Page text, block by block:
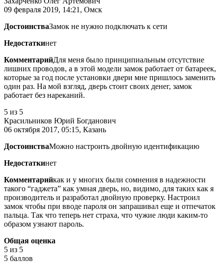
09 февраля 2019, 14:21, Омск
ДостоинстваЗамок не нужно подключать к сети
Недостаткинет
КомментарийДля меня было принципиальным отсутствие
лишних проводов, а в этой модели замок работает от батареек,
которые за год после установки двери мне пришлось заменить
один раз. На мой взгляд, дверь стоит своих денег, замок
работает без нареканий.
5 из 5
Красильников Юрий Богданович
06 октября 2017, 05:15, Казань
ДостоинстваМожно настроить двойную идентификацию
Недостаткинет
Комментарийкак и у многих были сомнения в надежности
такого “гаджета” как умная дверь, но, видимо, для таких как я
производитель и разработал двойную проверку. Настроил
замок чтобы при вводе пароля он запрашивал еще и отпечаток
пальца. Так что теперь нет страха, что чужие люди каким-то
образом узнают пароль.
Общая оценка
5 из 5
5 баллов